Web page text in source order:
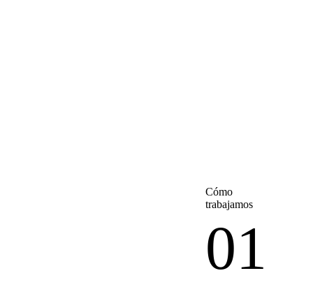
Cómo
trabajamos
01